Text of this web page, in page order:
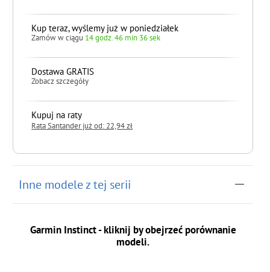
Kup teraz, wyślemy już w poniedziałek
Zamów w ciągu 14 godz. 46 min 34 sek
Dostawa GRATIS
Zobacz szczegóły
Kupuj na raty
Rata Santander już od: 22,94 zł
Inne modele z tej serii
Garmin Instinct - kliknij by obejrzeć porównanie
modeli.